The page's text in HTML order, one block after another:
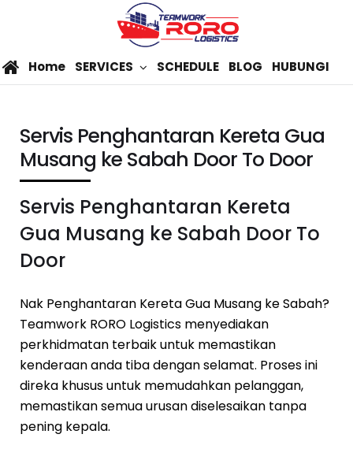
Home SERVICES SCHEDULE BLOG HUBUNGI
Servis Penghantaran Kereta Gua
Musang ke Sabah Door To Door
Servis Penghantaran Kereta
Gua Musang ke Sabah Door To
Door
Nak Penghantaran Kereta Gua Musang ke Sabah?
Teamwork RORO Logistics menyediakan
perkhidmatan terbaik untuk memastikan
kenderaan anda tiba dengan selamat. Proses ini
direka khusus untuk memudahkan pelanggan,
memastikan semua urusan diselesaikan tanpa
pening kepala.